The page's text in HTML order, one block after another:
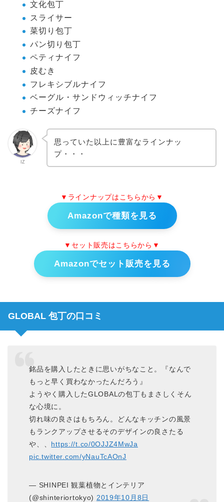
文化包丁
スライサー
菜切り包丁
パン切り包丁
ペティナイフ
皮むき
フレキシブルナイフ
ベーグル・サンドウィッチナイフ
チーズナイフ
IZ
思っていた以上に豊富なラインナッ
プ・・・
▼ラインナップはこちらから▼
Amazonで種類を見る
▼セット販売はこちらから▼
Amazonでセット販売を見る
GLOBAL 包丁の口コミ
銘品を購入したときに思いがちなこと。『なんで
もっと早く買わなかったんだろう』
ようやく購入したGLOBALの包丁もまさしくそん
な心境に。
切れ味の良さはもちろん。どんなキッチンの風景
もランクアップさせるそのデザインの良さたる
や、、 https://t.co/0OJJZ4MwJa
pic.twitter.com/yNauTcAOnJ
— SHINPEI 観葉植物とインテリア
(@shinteriortokyo) 2019年10月8日